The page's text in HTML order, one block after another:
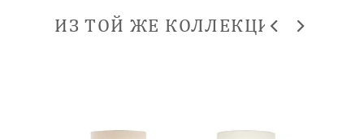
ИЗ ТОЙ ЖЕ КОЛЛЕКЦИИ